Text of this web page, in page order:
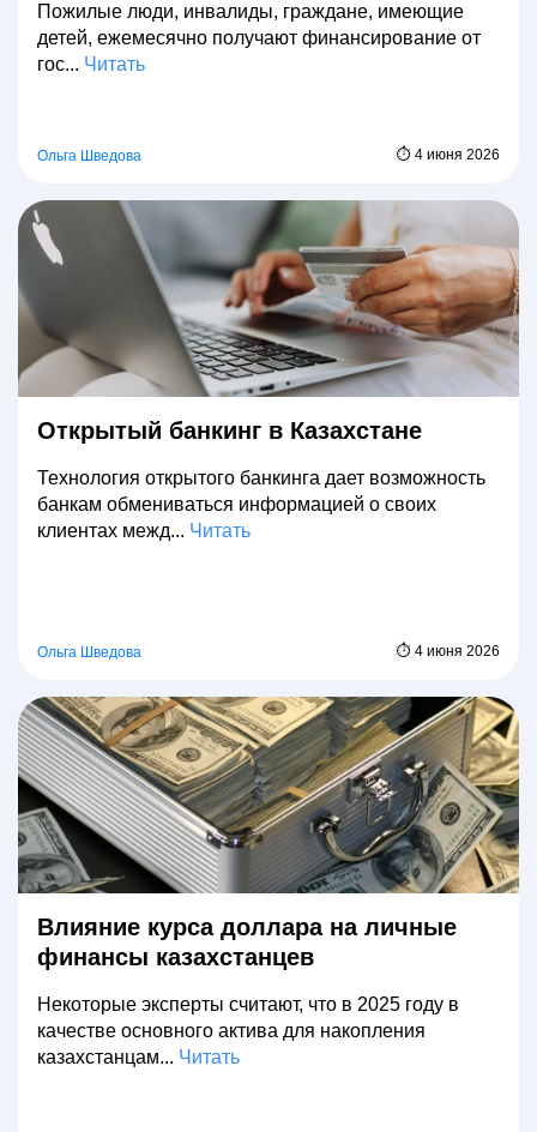
Пожилые люди, инвалиды, граждане, имеющие
детей, ежемесячно получают финансирование от
гос... Читать
Ольга Шведова ⏱ 4 июня 2026
Открытый банкинг в Казахстане
Технология открытого банкинга дает возможность
банкам обмениваться информацией о своих
клиентах межд... Читать
Ольга Шведова ⏱ 4 июня 2026
Влияние курса доллара на личные
финансы казахстанцев
Некоторые эксперты считают, что в 2025 году в
качестве основного актива для накопления
казахстанцам... Читать